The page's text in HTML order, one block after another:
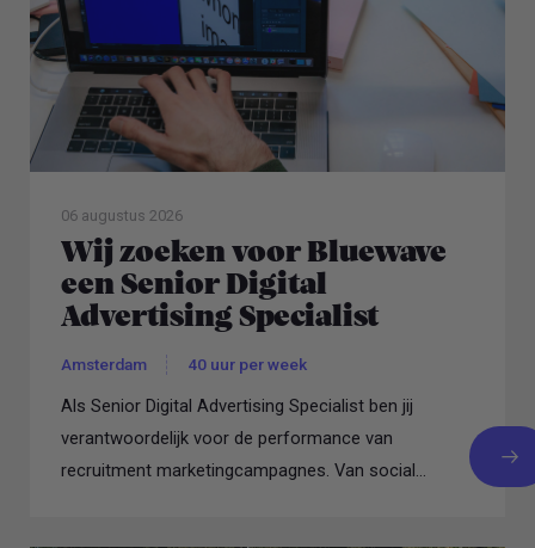
06 augustus 2026
Wij zoeken voor Bluewave
een Senior Digital
Advertising Specialist
Amsterdam 40 uur per week
Als Senior Digital Advertising Specialist ben jij
verantwoordelijk voor de performance van
recruitment marketingcampagnes. Van social